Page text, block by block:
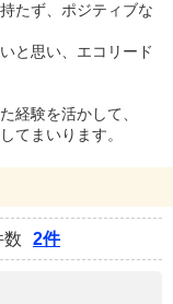
たず、ポジティブな
と思い、エコリード
経験を活かして、
てまいります。
数 2件